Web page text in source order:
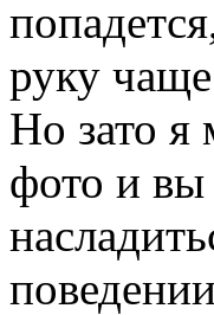
руку
Но зато я
фото и вы